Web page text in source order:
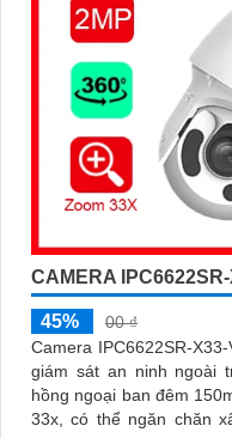
CAMERA
45%
00 ₫
Camera IPC6622SR-
giám sát an ninh ngoài
hồng ngoại ban đêm
33x, có thể ngăn chăn